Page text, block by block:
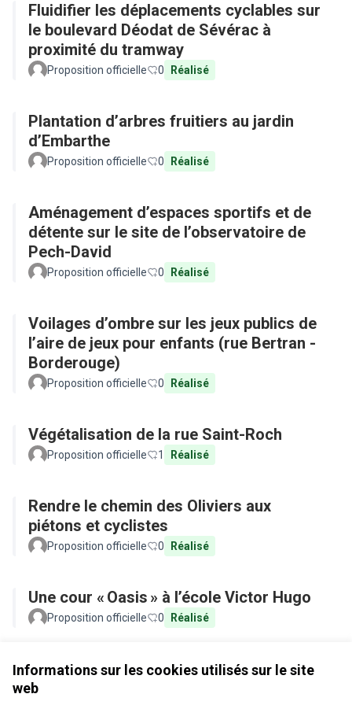
Informations sur les cookies utilisés sur le site
web
Fluidifier les déplacements cyclables sur
le boulevard Déodat de Sévérac à
proximité du tramway
Proposition officielle 0 Réalisé
Plantation d’arbres fruitiers au jardin
d’Embarthe
Proposition officielle 0 Réalisé
Aménagement d’espaces sportifs et de
détente sur le site de l’observatoire de
Pech-David
Proposition officielle 0 Réalisé
Voilages d’ombre sur les jeux publics de
l’aire de jeux pour enfants (rue Bertran -
Borderouge)
Proposition officielle 0 Réalisé
Végétalisation de la rue Saint-Roch
Proposition officielle 1 Réalisé
Rendre le chemin des Oliviers aux
piétons et cyclistes
Proposition officielle 0 Réalisé
Une cour « Oasis » à l’école Victor Hugo
Proposition officielle 0 Réalisé